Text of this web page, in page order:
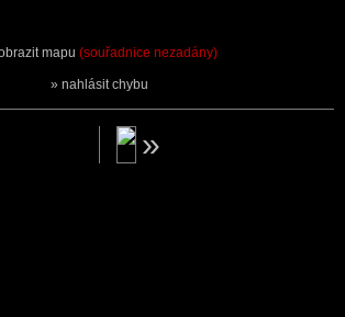
mapu (souřadnice nezadány)
nahlásit chybu